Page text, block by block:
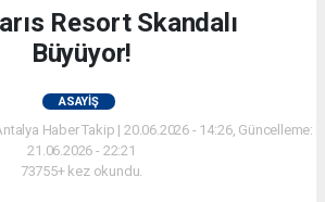
Resort Skandalı
Büyüyor!
ASAYIŞ
Haber Takip | 20.06.2026 - 14:26, Güncelleme:
21.06.2026 - 22:21
73755+ kez okundu.